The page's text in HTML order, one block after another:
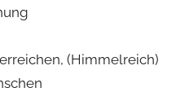
(Himmelreich)